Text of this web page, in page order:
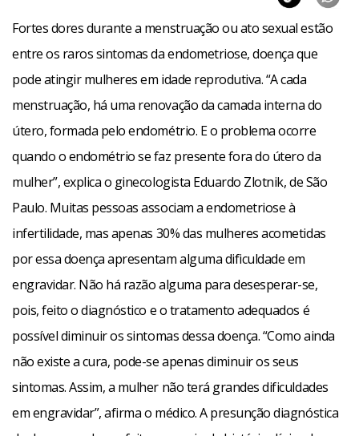
Fortes dores durante a menstruação ou ato sexual estão
entre os raros sintomas da endometriose, doença que
pode atingir mulheres em idade reprodutiva. “A cada
menstruação, há uma renovação da camada interna do
útero, formada pelo endométrio. E o problema ocorre
quando o endométrio se faz presente fora do útero da
mulher”, explica o ginecologista Eduardo Zlotnik, de São
Paulo. Muitas pessoas associam a endometriose à
infertilidade, mas apenas 30% das mulheres acometidas
por essa doença apresentam alguma dificuldade em
engravidar. Não há razão alguma para desesperar-se,
pois, feito o diagnóstico e o tratamento adequados é
possível diminuir os sintomas dessa doença. “Como ainda
não existe a cura, pode-se apenas diminuir os seus
sintomas. Assim, a mulher não terá grandes dificuldades
em engravidar”, afirma o médico. A presunção diagnóstica